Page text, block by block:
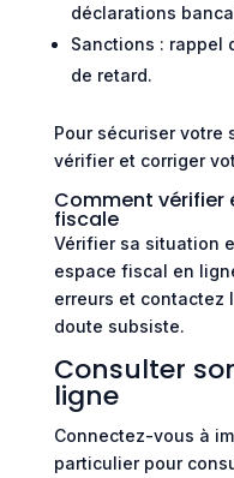
déclarations
Sanctions : rappel
de retard.
Pour sécuriser votre
vérifier et corriger
Comment vérifier
fiscale
Vérifier sa situation
espace fiscal en
erreurs et contactez
doute subsiste.
Consulter
ligne
Connectez-vous à
particulier pour